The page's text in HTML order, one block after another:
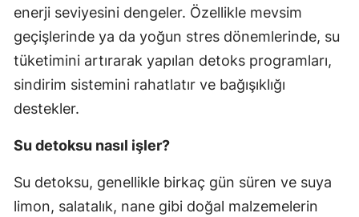
enerji seviyesini dengeler. Özellikle mevsim
geçişlerinde ya da yoğun stres dönemlerinde, su
tüketimini artırarak yapılan detoks programları,
sindirim sistemini rahatlatır ve bağışıklığı
destekler.
Su detoksu nasıl işler?
Su detoksu, genellikle birkaç gün süren ve suya
limon, salatalık, nane gibi doğal malzemelerin